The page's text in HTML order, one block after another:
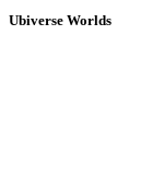
Ubiverse Worlds